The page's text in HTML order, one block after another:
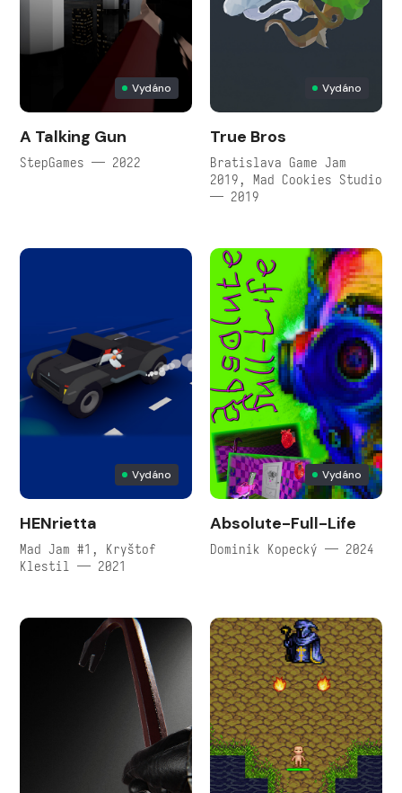
Vydáno
A Talking Gun
StepGames — 2022
Vydáno
True Bros
Bratislava Game Jam
2019, Mad Cookies Studio
— 2019
Vydáno
HENrietta
Mad Jam #1, Kryštof
Klestil — 2021
Vydáno
Absolute-Full-Life
Dominik Kopecký — 2024